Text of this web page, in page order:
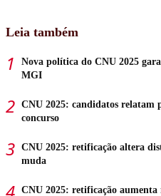
Leia também
Nova política do CNU 2025
MGI
CNU 2025: candidatos relatam
concurso
CNU 2025: retificação altera
muda
CNU 2025: retificação aumenta